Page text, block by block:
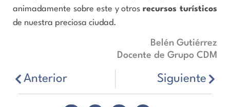
animadamente sobre este y otrosrecursos turísticos
de nuestra preciosa ciudad.
Belén Gutiérrez
Docente de Grupo CDM
Anterior Siguiente